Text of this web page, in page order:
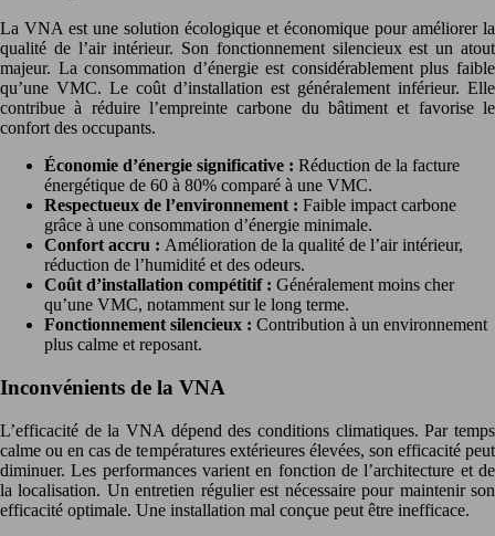
La VNA est une solution écologique et économique pour améliorer la
qualité de l’air intérieur. Son fonctionnement silencieux est un atout
majeur. La consommation d’énergie est considérablement plus faible
qu’une VMC. Le coût d’installation est généralement inférieur. Elle
contribue à réduire l’empreinte carbone du bâtiment et favorise le
confort des occupants.
Économie d’énergie significative : Réduction de la facture
énergétique de 60 à 80% comparé à une VMC.
Respectueux de l’environnement : Faible impact carbone
grâce à une consommation d’énergie minimale.
Confort accru : Amélioration de la qualité de l’air intérieur,
réduction de l’humidité et des odeurs.
Coût d’installation compétitif : Généralement moins cher
qu’une VMC, notamment sur le long terme.
Fonctionnement silencieux : Contribution à un environnement
plus calme et reposant.
Inconvénients de la VNA
L’efficacité de la VNA dépend des conditions climatiques. Par temps
calme ou en cas de températures extérieures élevées, son efficacité peut
diminuer. Les performances varient en fonction de l’architecture et de
la localisation. Un entretien régulier est nécessaire pour maintenir son
efficacité optimale. Une installation mal conçue peut être inefficace.